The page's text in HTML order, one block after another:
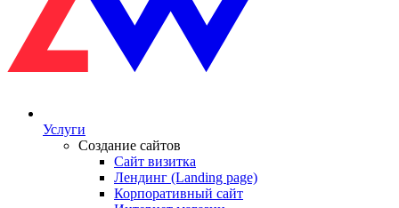
Услуги
Создание сайтов
Сайт визитка
Лендинг (Landing page)
Корпоративный сайт